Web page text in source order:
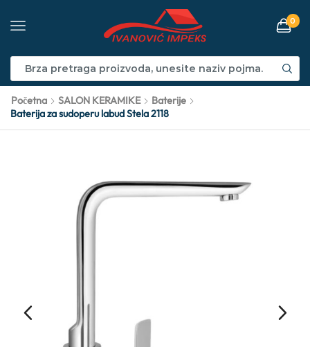
0
Početna SALON KERAMIKE
Baterije
Baterija za sudoperu labud Stela 2118